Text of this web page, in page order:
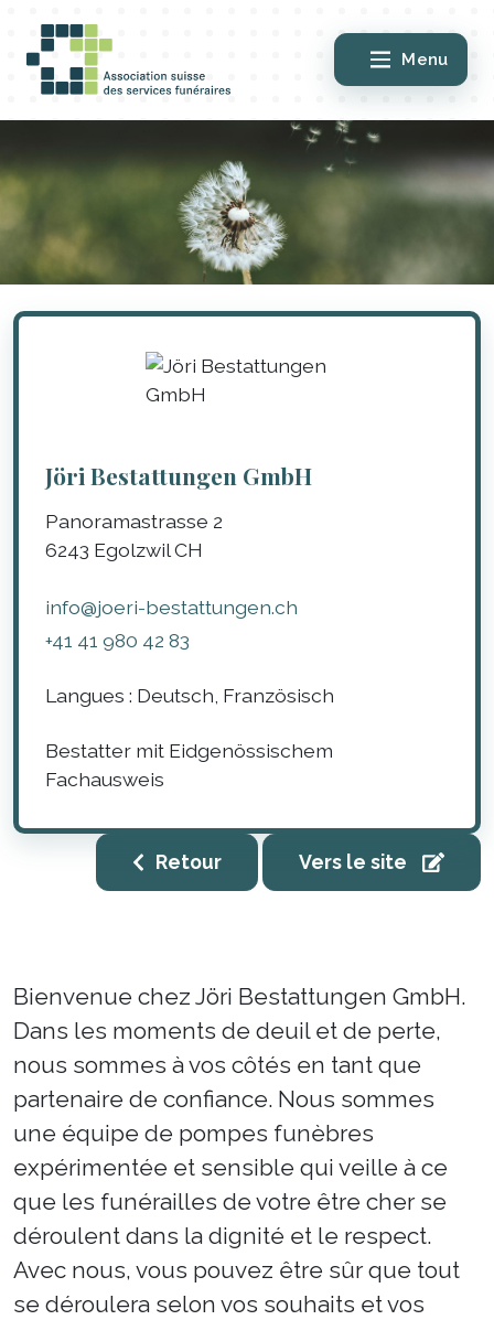
Menu
Jöri Bestattungen GmbH
Panoramastrasse 2
6243 Egolzwil CH
info@joeri-bestattungen.ch
+41 41 980 42 83
Langues : Deutsch, Französisch
Bestatter mit Eidgenössischem
Fachausweis
Retour Vers le site
Bienvenue chez Jöri Bestattungen GmbH.
Dans les moments de deuil et de perte,
nous sommes à vos côtés en tant que
partenaire de confiance. Nous sommes
une équipe de pompes funèbres
expérimentée et sensible qui veille à ce
que les funérailles de votre être cher se
déroulent dans la dignité et le respect.
Avec nous, vous pouvez être sûr que tout
se déroulera selon vos souhaits et vos